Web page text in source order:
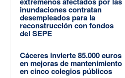
inundaciones contratan
desempleados para la
reconstrucción con fondos
del SEPE
Cáceres invierte 85.000 euros
en mejoras de mantenimiento
en cinco colegios públicos